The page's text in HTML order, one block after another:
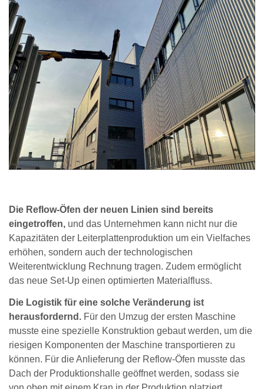
Die Reflow-Öfen der neuen Linien sind bereits
eingetroffen, und das Unternehmen kann nicht nur die
Kapazitäten der Leiterplattenproduktion um ein Vielfaches
erhöhen, sondern auch der technologischen
Weiterentwicklung Rechnung tragen. Zudem ermöglicht
das neue Set-Up einen optimierten Materialfluss.
Die Logistik für eine solche Veränderung ist
herausfordernd. Für den Umzug der ersten Maschine
musste eine spezielle Konstruktion gebaut werden, um die
riesigen Komponenten der Maschine transportieren zu
können. Für die Anlieferung der Reflow-Öfen musste das
Dach der Produktionshalle geöffnet werden, sodass sie